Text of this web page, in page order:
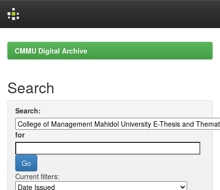
navigationCMMU Digital Archive
Search
Search:
for
Current filters: